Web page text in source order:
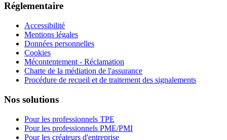
Réglementaire
Accessibilité
Mentions légales
Données personnelles
Cookies
Mécontentement - Réclamation
Charte de la médiation de l'assurance
Procédure de recueil et de traitement des signalements
Nos solutions
Pour les professionnels TPE
Pour les professionnels PME/PMI
Pour les créateurs d'entreprise